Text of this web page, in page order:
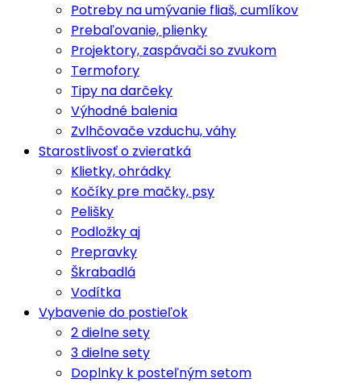
Potreby na umývanie fliaš, cumlíkov
Prebaľovanie, plienky
Projektory, zaspávači so zvukom
Termofory
Tipy na darčeky
Výhodné balenia
Zvlhčovače vzduchu, váhy
Starostlivosť o zvieratká
Klietky, ohrádky
Kočíky pre mačky, psy
Pelišky
Podložky aj
Prepravky
Škrabadlá
Vodítka
Vybavenie do postieľok
2 dielne sety
3 dielne sety
Doplnky k posteľným setom